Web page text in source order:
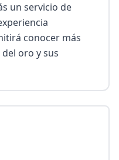
un servicio de
conocer más
oro y sus